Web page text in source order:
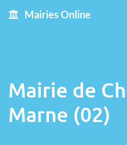
Mairies Online
Mairie de
Marne (02)